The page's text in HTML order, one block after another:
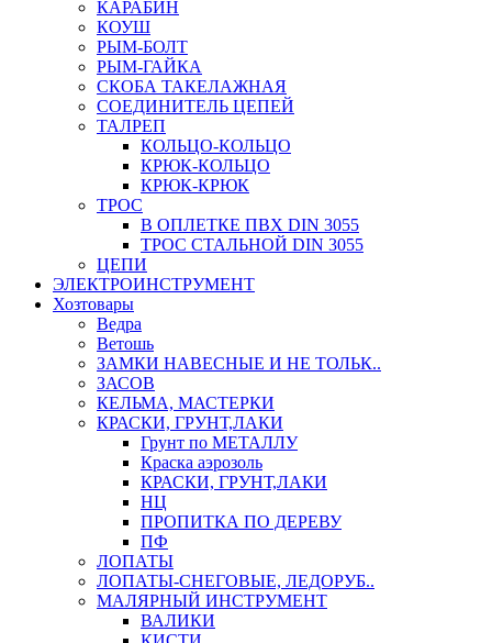
КАРАБИН
КОУШ
РЫМ-БОЛТ
РЫМ-ГАЙКА
СКОБА ТАКЕЛАЖНАЯ
СОЕДИНИТЕЛЬ ЦЕПЕЙ
ТАЛРЕП
КОЛЬЦО-КОЛЬЦО
КРЮК-КОЛЬЦО
КРЮК-КРЮК
ТРОС
В ОПЛЕТКЕ ПВХ DIN 3055
ТРОС СТАЛЬНОЙ DIN 3055
ЦЕПИ
ЭЛЕКТРОИНСТРУМЕНТ
Хозтовары
Ведра
Ветошь
ЗАМКИ НАВЕСНЫЕ И НЕ ТОЛЬК..
ЗАСОВ
КЕЛЬМА, МАСТЕРКИ
КРАСКИ, ГРУНТ,ЛАКИ
Грунт по МЕТАЛЛУ
Краска аэрозоль
КРАСКИ, ГРУНТ,ЛАКИ
НЦ
ПРОПИТКА ПО ДЕРЕВУ
ПФ
ЛОПАТЫ
ЛОПАТЫ-СНЕГОВЫЕ, ЛЕДОРУБ..
МАЛЯРНЫЙ ИНСТРУМЕНТ
ВАЛИКИ